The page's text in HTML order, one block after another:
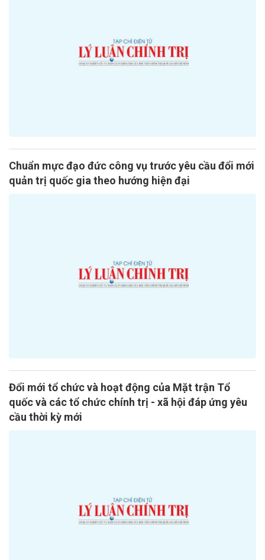
Chuẩn mực đạo đức công vụ trước yêu cầu đổi mới
quản trị quốc gia theo hướng hiện đại
Đổi mới tổ chức và hoạt động của Mặt trận Tổ
quốc và các tổ chức chính trị - xã hội đáp ứng yêu
cầu thời kỳ mới